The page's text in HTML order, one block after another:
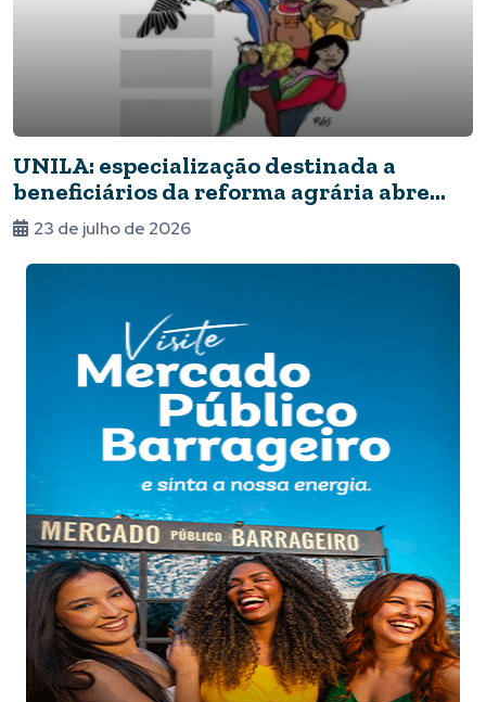
UNILA: especialização destinada a
beneficiários da reforma agrária abre
inscrições
23 de julho de 2026